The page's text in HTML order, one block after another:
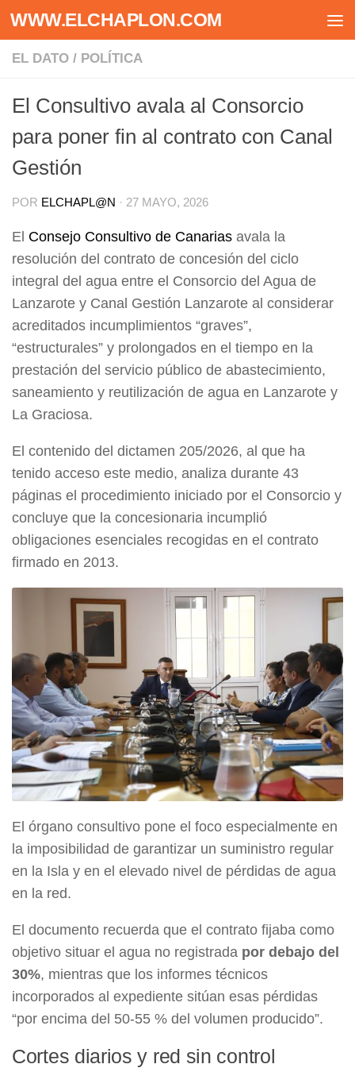
Saltar al contenido
WWW.ELCHAPLON.COM
EL DATO / POLÍTICA
El Consultivo avala al Consorcio
para poner fin al contrato con Canal
Gestión
POR ELCHAPL@N · 27 MAYO, 2026
El Consejo Consultivo de Canarias avala la
resolución del contrato de concesión del ciclo
integral del agua entre el Consorcio del Agua de
Lanzarote y Canal Gestión Lanzarote al considerar
acreditados incumplimientos “graves”,
“estructurales” y prolongados en el tiempo en la
prestación del servicio público de abastecimiento,
saneamiento y reutilización de agua en Lanzarote y
La Graciosa.
El contenido del dictamen 205/2026, al que ha
tenido acceso este medio, analiza durante 43
páginas el procedimiento iniciado por el Consorcio y
concluye que la concesionaria incumplió
obligaciones esenciales recogidas en el contrato
firmado en 2013.
El órgano consultivo pone el foco especialmente en
la imposibilidad de garantizar un suministro regular
en la Isla y en el elevado nivel de pérdidas de agua
en la red.
El documento recuerda que el contrato fijaba como
objetivo situar el agua no registrada por debajo del
30%, mientras que los informes técnicos
incorporados al expediente sitúan esas pérdidas
“por encima del 50-55 % del volumen producido”.
Cortes diarios y red sin control